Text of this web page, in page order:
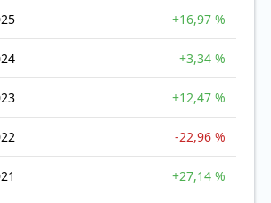
+16,97 %
+3,34 %
+12,47 %
-22,96 %
+27,14 %